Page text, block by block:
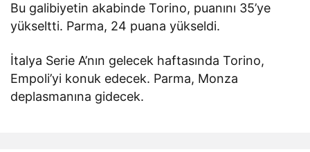
Bu galibiyetin akabinde Torino, puanını 35’ye
yükseltti. Parma, 24 puana yükseldi.
İtalya Serie A’nın gelecek haftasında Torino,
Empoli’yi konuk edecek. Parma, Monza
deplasmanına gidecek.